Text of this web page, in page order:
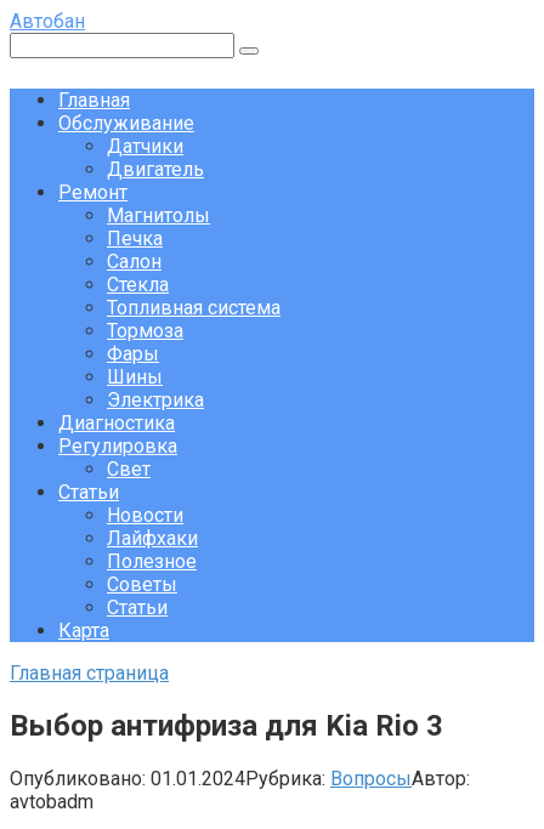
Перейти
контенту
Автобан
Главная
Обслуживание
Датчики
Двигатель
Ремонт
Магнитолы
Печка
Салон
Стекла
Топливная система
Тормоза
Фары
Шины
Электрика
Диагностика
Регулировка
Свет
Статьи
Новости
Лайфхаки
Полезное
Советы
Статьи
Карта
Главная страница
Выбор антифриза для Kia Rio 3
Опубликовано: 01.01.2024Рубрика: ВопросыАвтор:
avtobadm